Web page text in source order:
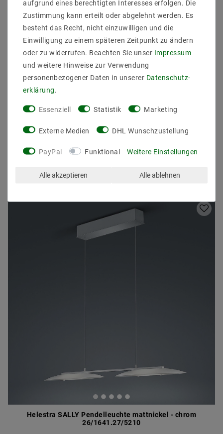
Leistung & Lichtfarb: 21 W, 3000 K, 1480 lm
Fassung: LED
EEK: -
Schutzart: IP40
Abmessungen: L 400, B 400, H 40 mm
Lieferung Leuchtmittel: inkl.
Andere Kunden kauften auch
Helestra SALLY Pendelleuchte mattnickel - chrom
26/1641.27/5210
aufgrund eines berechtigten Interesses erfolgen. Die
Zustimmung kann erteilt oder abgelehnt werden. Es
besteht das Recht, nicht einzuwilligen und die
Einwilligung zu einem späteren Zeitpunkt zu ändern
oder zu widerrufen. Beachten Sie unser Impressum
und weitere Hinweise zur Verwendung
personenbezogener Daten in unserer Daten­schutz­
erklärung.
Essenziell Statistik Marketing
Externe Medien DHL Wunschzustellung
PayPal Funktional Weitere Einstellungen
Alle akzeptieren Alle ablehnen